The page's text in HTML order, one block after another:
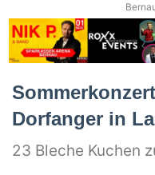
Dorfanger in
23 Bleche Kuchen